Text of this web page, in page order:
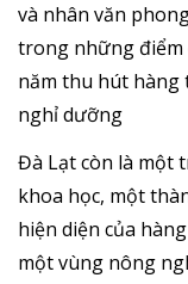
và nhân văn
trong những điểm
năm thu hút hàng
nghỉ dưỡng
Đà Lạt còn là một
khoa học, một
hiện diện của
một vùng nông